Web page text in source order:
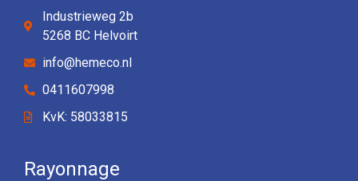
Industrieweg 2b
5268 BC Helvoirt
info@hemeco.nl
0411607998
KvK: 58033815
Rayonnage